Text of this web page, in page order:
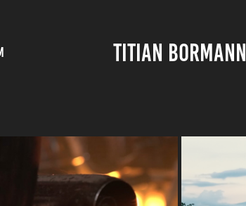
TITIAN BORMANN